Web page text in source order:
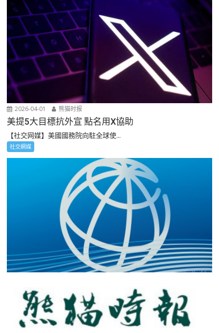
2026-04-01 熊猫时报
美提5大目標抗外宣 點名用X協助
【社交网媒】美國國務院向駐全球使...
社交網媒